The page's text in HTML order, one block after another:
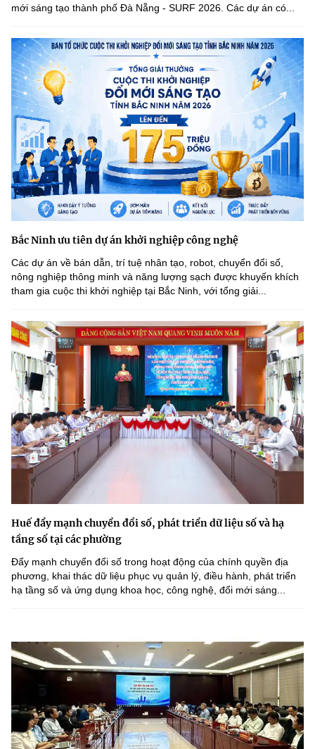
mới sáng tạo thành phố Đà Nẵng - SURF 2026. Các dự án có...
Bắc Ninh ưu tiên dự án khởi nghiệp công nghệ
Các dự án về bán dẫn, trí tuệ nhân tạo, robot, chuyển đổi số,
nông nghiệp thông minh và năng lượng sạch được khuyến khích
tham gia cuộc thi khởi nghiệp tại Bắc Ninh, với tổng giải...
Huế đẩy mạnh chuyển đổi số, phát triển dữ liệu số và hạ
tầng số tại các phường
Đẩy mạnh chuyển đổi số trong hoạt động của chính quyền địa
phương, khai thác dữ liệu phục vụ quản lý, điều hành, phát triển
hạ tầng số và ứng dụng khoa học, công nghệ, đổi mới sáng...